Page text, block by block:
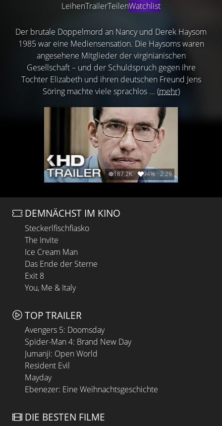
LeihenTrailerTeilenWatchlist
Der brutale Doppelmord an Nancy und Derek Haysom
1985 war eine Mediensensation. Die Haysoms waren
angesehene Mitglieder der virginianischen
Gesellschaft – und der Schuldspruch gegen ihre
Tochter Elizabeth und ihren deutschen Freund Jens
Söring machte viele sprachlos ... (mehr)
187.2K 94% 2:29
DEMNÄCHST IM KINO
Steckerlfischfiasko
The Invite
Ice Cream Man
Das Ende der Sterne
Exit 8
You, Me & Italy
TOP TRAILER
Avengers 5: Doomsday
Spider-Man 4: Brand New Day
Jumanji: Open World
Resident Evil
Mayday
Ebenezer: Eine Weihnachtsgeschichte
DIE BESTEN FILME